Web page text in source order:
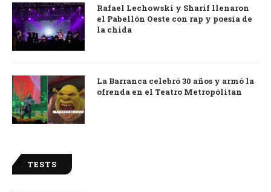
Rafael Lechowski y Sharif llenaron
el Pabellón Oeste con rap y poesía de
la chida
La Barranca celebró 30 años y armó la
ofrenda en el Teatro Metropólitan
TESTS